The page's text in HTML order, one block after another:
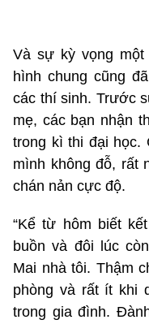
Và sự kỳ vọng
hình chung cũng
các thí sinh. Trước
mẹ, các bạn nhận
trong kì thi đại học.
mình không đỗ, rất
chán nản cực độ.
“Kể từ hôm biết
buồn và đôi lúc
Mai nhà tôi. Thậm
phòng và rất ít khi
trong gia đình.